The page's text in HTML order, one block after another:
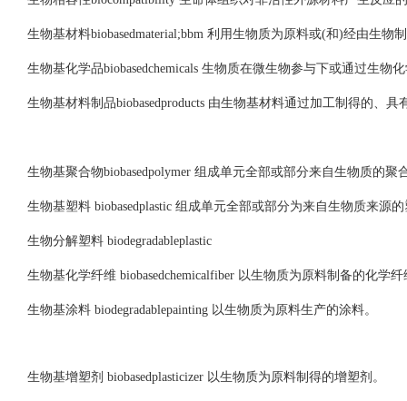
生物基材料biobasedmaterial;bbm 利用生物质为原料或(和)经由生物
生物基化学品biobasedchemicals 生物质在微生物参与下或通过生物
生物基材料制品biobasedproducts 由生物基材料通过加工制得的、
生物基聚合物biobasedpolymer 组成单元全部或部分来自生物质的聚
生物基塑料 biobasedplastic 组成单元全部或部分为来自生物质来源的
生物分解塑料 biodegradableplastic
生物基化学纤维 biobasedchemicalfiber 以生物质为原料制备的化学纤
生物基涂料 biodegradablepainting 以生物质为原料生产的涂料。
生物基增塑剂 biobasedplasticizer 以生物质为原料制得的增塑剂。